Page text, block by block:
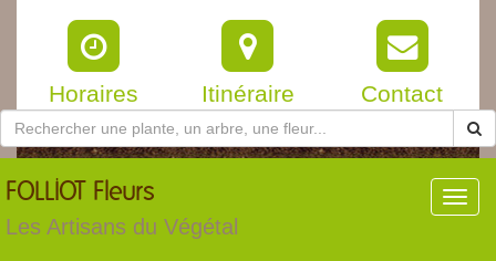
Horaires Itinéraire Contact
FOLLIOT Fleurs
Les Artisans du Végétal